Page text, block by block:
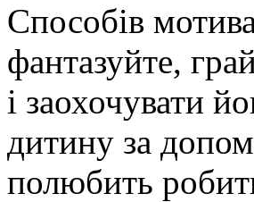
Способів
фантазуйте,
і заохочувати
дитину за
полюбить